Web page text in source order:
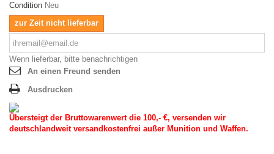
Condition Neu
zur Zeit nicht lieferbar
Wenn lieferbar, bitte benachrichtigen
An einen Freund senden
Ausdrucken
Übersteigt der Bruttowarenwert die 100,- €, versenden wir
deutschlandweit versandkostenfrei außer Munition und Waffen.